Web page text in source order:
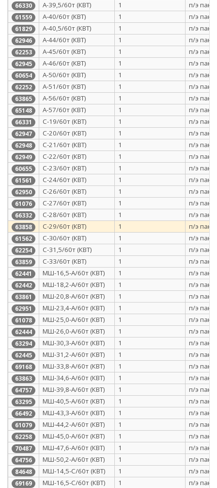
66330 А-39,5/60т (КВТ) 1 п/э
61559 А-40/60т (КВТ) 1 п/э
61829 А-40,5/60т (КВТ) 1 п/э
62946 А-44/60т (КВТ) 1 п/э
62253 А-45/60т (КВТ) 1 п/э
62945 А-46/60т (КВТ) 1 п/э
60654 А-50/60т (КВТ) 1 п/э
62252 А-51/60т (КВТ) 1 п/э
63865 А-56/60т (КВТ) 1 п/э
65148 А-57/60т (КВТ) 1 п/э
66331 С-19/60т (КВТ) 1 п/э
62947 С-20/60т (КВТ) 1 п/э
62948 С-21/60т (КВТ) 1 п/э
62949 С-22/60т (КВТ) 1 п/э
60655 С-23/60т (КВТ) 1 п/э
61561 С-24/60т (КВТ) 1 п/э
62950 С-26/60т (КВТ) 1 п/э
61076 С-27/60т (КВТ) 1 п/э
66332 С-28/60т (КВТ) 1 п/э
63858 С-29/60т (КВТ) 1 п/э
61562 С-30/60т (КВТ) 1 п/э
62254 С-31,5/60т (КВТ) 1 п/э
63859 С-33/60т (КВТ) 1 п/э
62441 МШ-16,5-А/60т (КВТ) 1 п/э
62442 МШ-18,2-А/60т (КВТ) 1 п/э
63861 МШ-20,8-А/60т (КВТ) 1 п/э
62951 МШ-23,4-А/60т (КВТ) 1 п/э
61078 МШ-25,0-А/60т (КВТ) 1 п/э
62444 МШ-26,0-А/60т (КВТ) 1 п/э
63294 МШ-30,3-А/60т (КВТ) 1 п/э
62445 МШ-31,2-А/60т (КВТ) 1 п/э
69168 МШ-33,8-А/60т (КВТ) 1 п/э
63863 МШ-34,6-А/60т (КВТ) 1 п/э
64757 МШ-39,8-А/60т (КВТ) 1 п/э
63295 МШ-40,5-А/60т (КВТ) 1 п/э
66492 МШ-43,3-А/60т (КВТ) 1 п/э
61079 МШ-44,2-А/60т (КВТ) 1 п/э
62258 МШ-45,0-А/60т (КВТ) 1 п/э
70487 МШ-47,6-А/60т (КВТ) 1 п/э
64756 МШ-50,2-А/60т (КВТ) 1 п/э
84648 МШ-14,5-С/60т (КВТ) 1 п/э
69169 МШ-16,5-С/60т (КВТ) 1 п/э